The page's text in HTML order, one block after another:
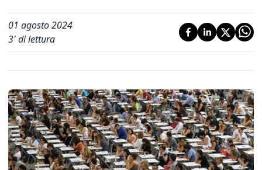
01 agosto 2024
3' di lettura